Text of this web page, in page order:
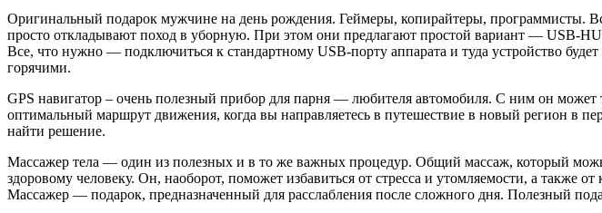
Оригинальный подарок мужчине на день рождения. Геймеры, копирайтеры, программисты.
просто откладывают поход в уборную. При этом они предлагают простой вариант — USB-
Все, что нужно — подключиться к стандартному USB-порту аппарата и туда устройство
горячими.
GPS навигатор – очень полезный прибор для парня — любителя автомобиля. С ним он может
оптимальный маршрут движения, когда вы направляетесь в путешествие в новый регион в
найти решение.
Массажер тела — один из полезных и в то же важных процедур. Общий массаж, который
здоровому человеку. Он, наоборот, поможет избавиться от стресса и утомляемости, а
Массажер — подарок, предназначенный для расслабления после сложного дня. Полезный